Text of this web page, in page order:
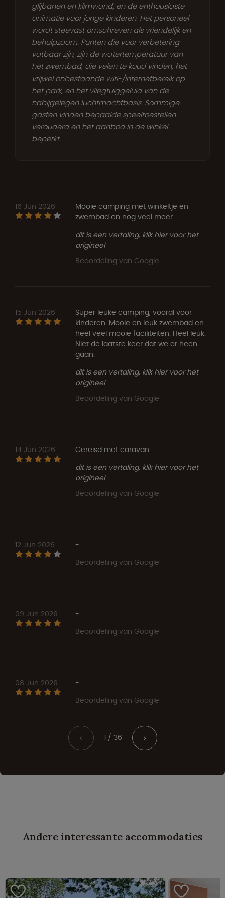
glijbanen en klimwand, en de enthousiaste
animatie voor jonge kinderen. Het personeel
wordt steevast omschreven als vriendelijk en
behulpzaam. Punten die voor verbetering
vatbaar zijn, zijn de watertemperatuur van
het zwembad, die velen te koud vinden, het
vrijwel onbestaande wifi-/internetbereik op
het park, en het vliegtuiggeluid van de
nabijgelegen luchtmachtbasis. Sommige
gasten vinden bepaalde speeltoestellen
verouderd en het aanbod in de winkel
beperkt.
16 Jun 2026
Mooie camping met winkeltje en
zwembad en nog veel meer
dit is een vertaling, klik hier voor het
origineel
Beoordeling van Google
15 Jun 2026
Super leuke camping, vooral voor
kinderen. Mooie en leuk zwembad en
heel veel mooie faciliteiten. Heel leuk.
Niet de laatste keer dat we er heen
gaan.
dit is een vertaling, klik hier voor het
origineel
Beoordeling van Google
14 Jun 2026
Gereisd met caravan
dit is een vertaling, klik hier voor het
origineel
Beoordeling van Google
12 Jun 2026
-
Beoordeling van Google
09 Jun 2026
-
Beoordeling van Google
08 Jun 2026
-
Beoordeling van Google
< 1 / 36 >
Andere interessante accommodaties